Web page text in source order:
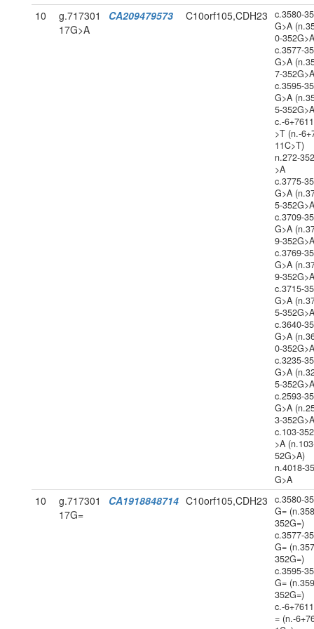
10
g.717301
17G>A
CA209479573 C10orf105,CDH23
c.3580-
G>A
0-
c.3577-
G>A
7-
c.3595-
G>A
5-
c.-
>T (n.-
11C>T)
n.272-
>A
c.3775-
G>A
5-
c.3709-
G>A
9-
c.3769-
G>A
9-
c.3715-
G>A
5-
c.3640-
G>A
0-
c.3235-
G>A
5-
c.2593-
G>A
3-
c.103-
>A
52G>A)
n.4018-
G>A
10
g.717301
17G=
CA1918848714 C10orf105,CDH23
c.3580-
G=
352G=)
c.3577-
G=
352G=)
c.3595-
G=
352G=)
c.-
= (n.-